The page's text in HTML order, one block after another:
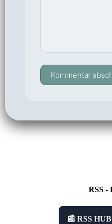
Kommentar
RSS -
📰 RSS